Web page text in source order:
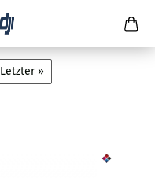
Letzter »